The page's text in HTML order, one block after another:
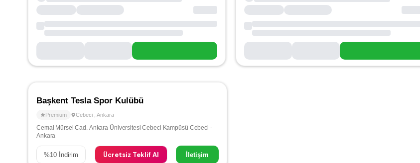
Başkent Tesla Spor Kulübü
Premium Cebeci Ankara
Cemal Mürsel Cad. Ankara Üniversitesi Cebeci Kampüsü Cebeci -
Ankara
%10 İndirim Ücretsiz Teklif Al İletişim